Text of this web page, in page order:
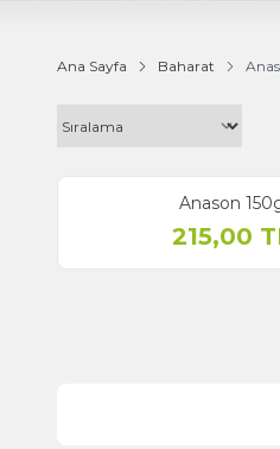
Ana Sayfa Baharat
Anason
215,00